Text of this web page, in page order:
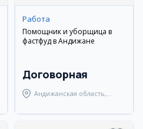
Работа
Помощник и уборщица в
фастфуд в Андижане
Договорная
Андижанская область,